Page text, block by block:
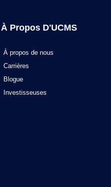
À Propos D'UCMS
À propos de nous
Carrières
Blogue
Investisseuses